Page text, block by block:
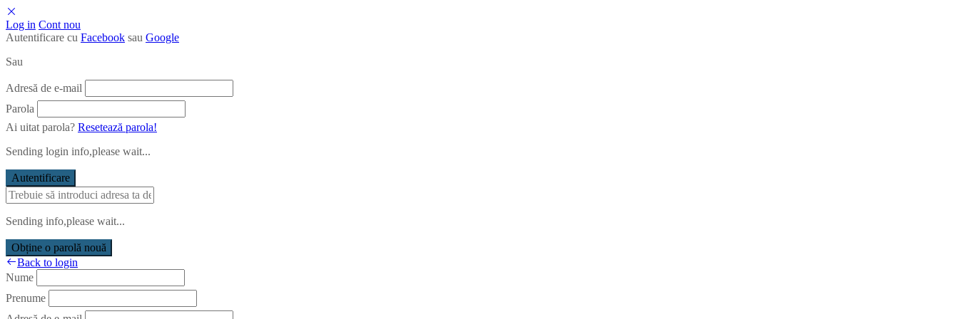
Log in Cont nou
Autentificare cu Facebook sau Google
Sau
Adresă de e-mail
Parola
Ai uitat parola? Resetează parola!
Sending login info,please wait...
Autentificare
Sending info,please wait...
Obține o parolă nouă
Back to login
Nume
Prenume